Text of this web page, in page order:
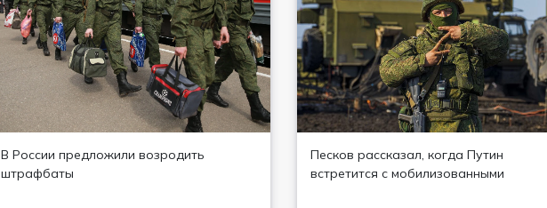
В России предложили возродить
штрафбаты
Песков рассказал, когда Путин
встретится с мобилизованными